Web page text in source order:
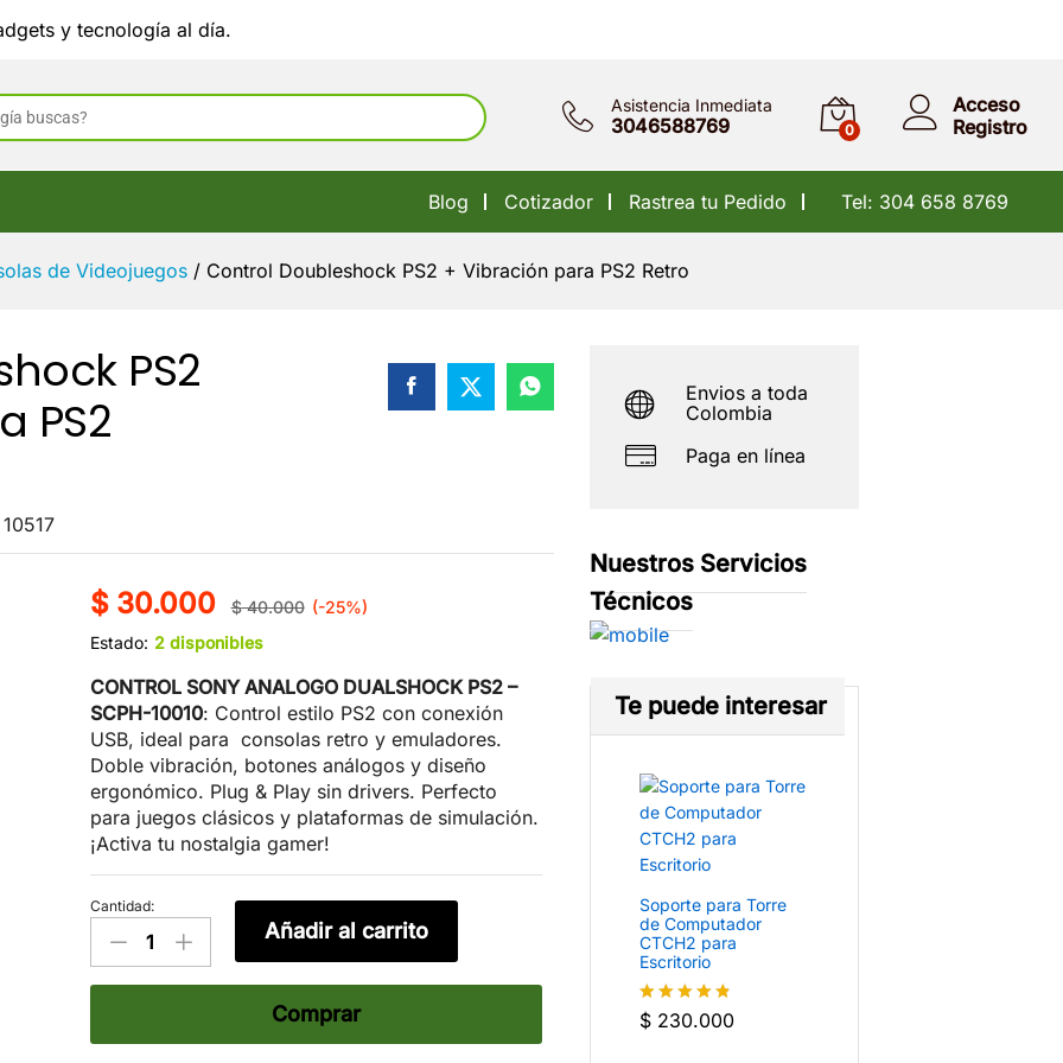
y tecnología al día.
Asistencia Inmediata
3046588769 0
Acceso
Registro
Blog Cotizador Rastrea tu Pedido Tel: 304 658 8769
de Videojuegos / Control Doubleshock PS2 + Vibración para PS2 Retro
PS2
PS2
10517
$30.000 $40.000 (-25%)
Estado: 2 disponibles
CONTROL SONY ANALOGO DUALSHOCK PS2 –
SCPH-10010: Control estilo PS2 con conexión
USB, ideal para consolas retro y emuladores.
Doble vibración, botones análogos y diseño
ergonómico. Plug & Play sin drivers. Perfecto
para juegos clásicos y plataformas de simulación.
¡Activa tu nostalgia gamer!
Control
Doubleshock
PS2
Cantidad:
Añadir al carrito
Comprar
Envios a toda
Colombia
Paga en línea
Nuestros Servicios
Técnicos
Te puede interesar
Soporte para Torre
de Computador
CTCH2 para
Escritorio
Valorado
$230.000
PS2 + Vibración